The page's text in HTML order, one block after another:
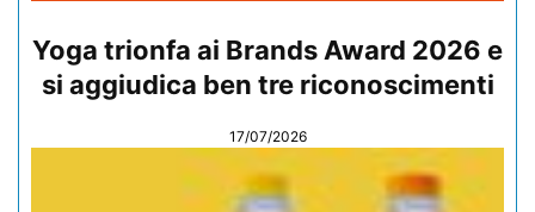
Yoga trionfa ai Brands Award 2026 e
si aggiudica ben tre riconoscimenti
17/07/2026